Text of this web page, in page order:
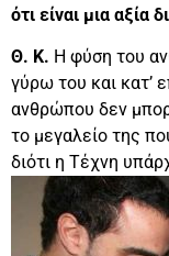
ότι είναι μια αξία
Θ. Κ. Η φύση του
γύρω του και κατ’
ανθρώπου δεν
το μεγαλείο της
διότι η Τέχνη